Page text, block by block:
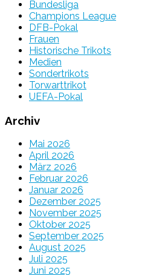
Bundesliga
Champions League
DFB-Pokal
Frauen
Historische Trikots
Medien
Sondertrikots
Torwarttrikot
UEFA-Pokal
Archiv
Mai 2026
April 2026
März 2026
Februar 2026
Januar 2026
Dezember 2025
November 2025
Oktober 2025
September 2025
August 2025
Juli 2025
Juni 2025